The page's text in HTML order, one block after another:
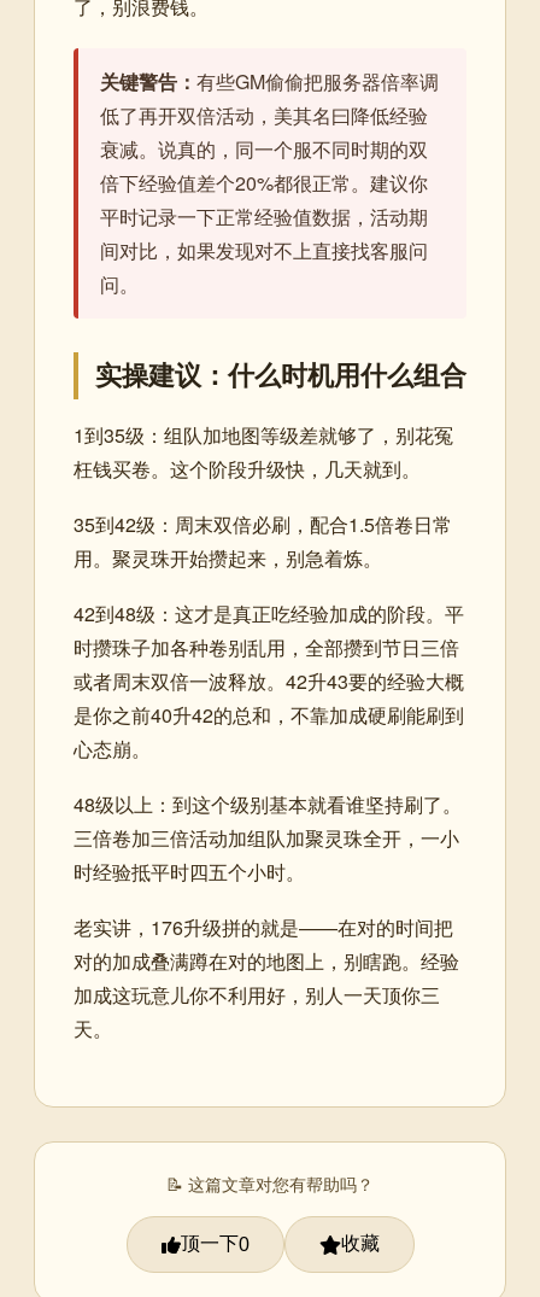
了，别浪费钱。
关键警告： 有些GM偷偷把服务器倍率调
低了再开双倍活动，美其名曰降低经验
衰减。说真的，同一个服不同时期的双
倍下经验值差个20%都很正常。建议你
平时记录一下正常经验值数据，活动期
间对比，如果发现对不上直接找客服问
问。
实操建议：什么时机用什么组合
1到35级：组队加地图等级差就够了，别花冤
枉钱买卷。这个阶段升级快，几天就到。
35到42级：周末双倍必刷，配合1.5倍卷日常
用。聚灵珠开始攒起来，别急着炼。
42到48级：这才是真正吃经验加成的阶段。平
时攒珠子加各种卷别乱用，全部攒到节日三倍
或者周末双倍一波释放。42升43要的经验大概
是你之前40升42的总和，不靠加成硬刷能刷到
心态崩。
48级以上：到这个级别基本就看谁坚持刷了。
三倍卷加三倍活动加组队加聚灵珠全开，一小
时经验抵平时四五个小时。
老实讲，176升级拼的就是——在对的时间把
对的加成叠满蹲在对的地图上，别瞎跑。经验
加成这玩意儿你不利用好，别人一天顶你三
天。
📝 这篇文章对您有帮助吗？
顶一下0 收藏